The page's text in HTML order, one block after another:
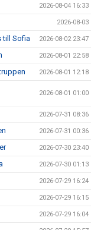
2026-08-04 16:33
2026-08-03
till Sofia 2026-08-02 23:47
2026-08-01 22:58
2026-08-01 12:18
2026-08-01 01:00
2026-07-31 08:36
2026-07-31 00:36
2026-07-30 23:40
2026-07-30 01:13
2026-07-29 16:24
2026-07-29 16:15
2026-07-29 16:04